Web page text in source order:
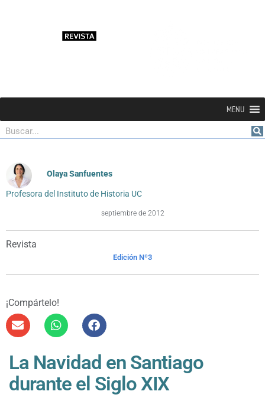
MENU
Buscar
Olaya Sanfuentes
Profesora del Instituto de Historia UC
septiembre de 2012
Revista
Edición Nº3
¡Compártelo!
La Navidad en Santiago
durante el Siglo XIX